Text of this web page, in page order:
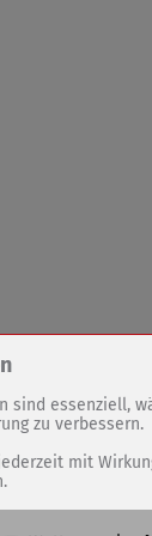
offiziell als
& Co. KG)
sind essenziell,
zu verbessern.
mit